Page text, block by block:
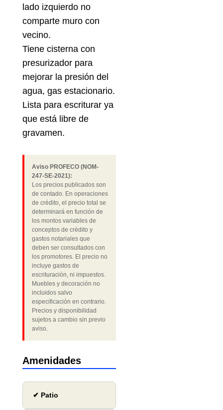
lado izquierdo no
comparte muro con
vecino.
Tiene cisterna con
presurizador para
mejorar la presión del
agua, gas estacionario.
Lista para escriturar ya
que está libre de
gravamen.
Aviso PROFECO (NOM-
247-SE-2021):
Los precios publicados son
de contado. En operaciones
de crédito, el precio total se
determinará en función de
los montos variables de
conceptos de crédito y
gastos notariales que
deben ser consultados con
los promotores. El precio no
incluye gastos de
escrituración, ni impuestos.
Muebles y decoración no
incluidos salvo
especificación en contrario.
Precios y disponibilidad
sujetos a cambio sin previo
aviso.
Amenidades
✔ Patio